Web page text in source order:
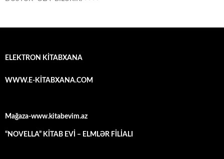
ELEKTRON KİTABXANA
WWW.E-KİTABXANA.COM
Mağaza-www.kitabevim.az
“NOVELLA” KİTAB EVİ – ELMLƏR FİLİALI